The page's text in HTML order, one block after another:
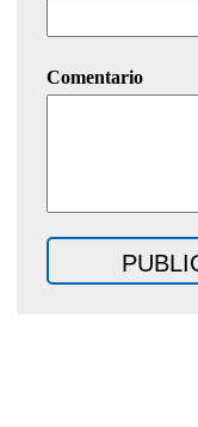
Comentario